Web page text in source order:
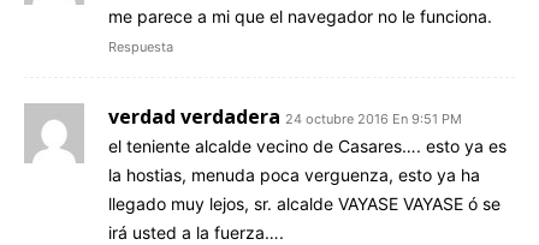
me parece a mi que el navegador no le funciona.
Respuesta
verdad verdadera 24 octubre 2016 En 9:51 PM
el teniente alcalde vecino de Casares…. esto ya es
la hostias, menuda poca verguenza, esto ya ha
llegado muy lejos, sr. alcalde VAYASE VAYASE ó se
irá usted a la fuerza….